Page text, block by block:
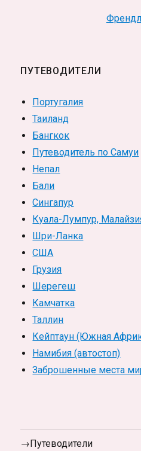
ПУТЕВОДИТЕЛИ
Португалия
Таиланд
Бангкок
Путеводитель по Самуи
Непал
Бали
Сингапур
Куала-Лумпур,
Шри-Ланка
США
Грузия
Шерегеш
Камчатка
Таллин
Кейптаун (Южная
Намибия (автостоп)
Заброшенные места
→Путеводители